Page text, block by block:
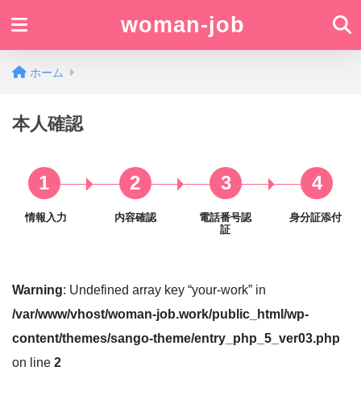
woman-job
ホーム
本人確認
1 2 3 4
情報入力 内容確認
電話番号認
証
身分証添付
Warning: Undefined array key “your-work” in
/var/www/vhost/woman-job.work/public_html/wp-
content/themes/sango-theme/entry_php_5_ver03.php
on line 2